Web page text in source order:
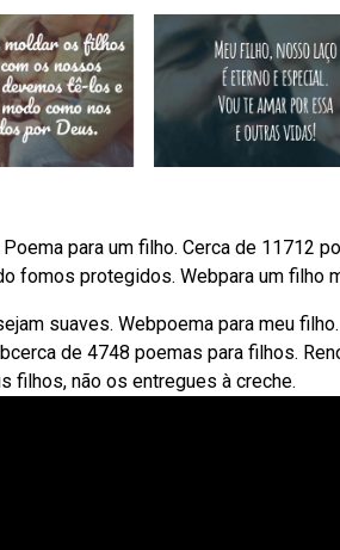
para um filho. Cerca de 11712
fomos protegidos. Webpara um filho
suaves. Webpoema para meu
de 4748 poemas para filhos.
filhos, não os entregues à creche.